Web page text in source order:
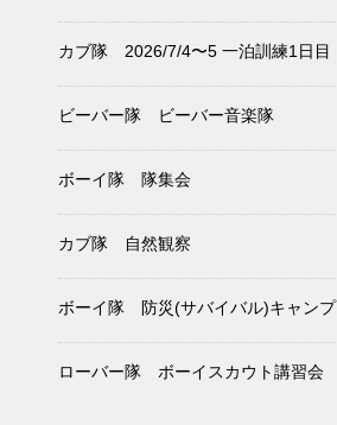
カブ隊 2026/7/4〜5 一泊訓練1日目
ビーバー隊 ビーバー音楽隊
ボーイ隊 隊集会
カブ隊 自然観察
ボーイ隊 防災(サバイバル)キャンプ
ローバー隊 ボーイスカウト講習会